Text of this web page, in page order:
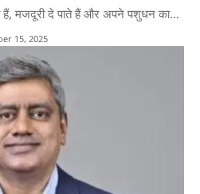
हैं, मजदूरी दे पाते हैं और अपने पशुधन का
कामकाज चलाने के लिए वर्किंग कैपिटल
15, 2025